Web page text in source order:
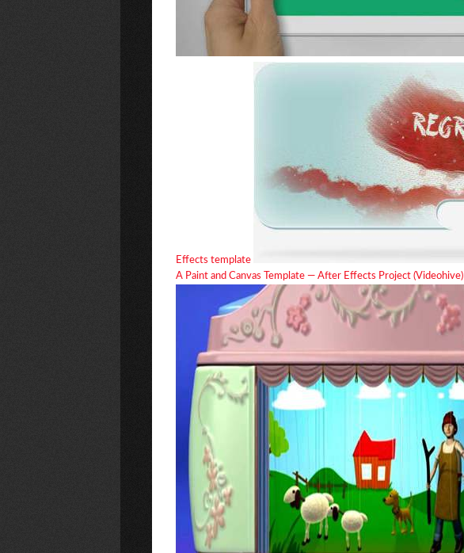
Effects template
A Paint and Canvas Template — After Effects Project (Videohive)